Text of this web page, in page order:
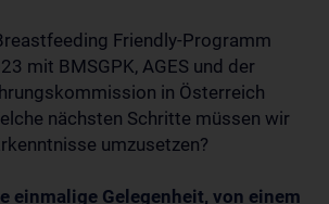
Friendly-Programm
mit BMSGPK, AGES und der
in Österreich
nächsten Schritte müssen wir
umzusetzen?
einmalige Gelegenheit, von einem